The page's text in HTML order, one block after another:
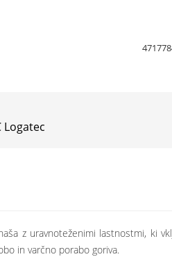
Logatec
z uravnoteženimi lastnostmi, ki
in varčno porabo goriva.